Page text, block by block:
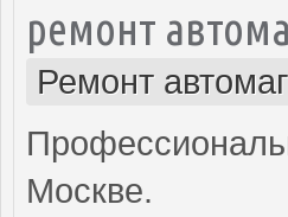
ремонт
Ремонт
Москве.